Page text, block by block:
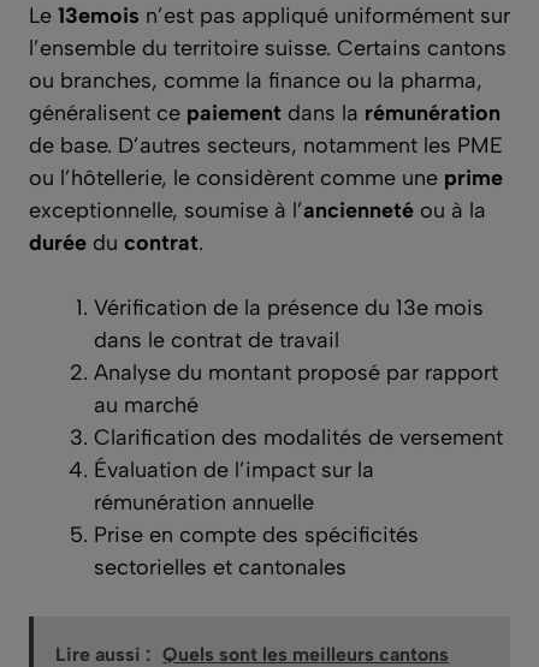
Le 13emois n’est pas appliqué uniformément sur
l’ensemble du territoire suisse. Certains cantons
ou branches, comme la finance ou la pharma,
généralisent ce paiement dans la rémunération
de base. D’autres secteurs, notamment les PME
ou l’hôtellerie, le considèrent comme une prime
exceptionnelle, soumise à l’ancienneté ou à la
durée du contrat.
Vérification de la présence du 13e mois
dans le contrat de travail
Analyse du montant proposé par rapport
au marché
Clarification des modalités de versement
Évaluation de l’impact sur la
rémunération annuelle
Prise en compte des spécificités
sectorielles et cantonales
Lire aussi : Quels sont les meilleurs cantons